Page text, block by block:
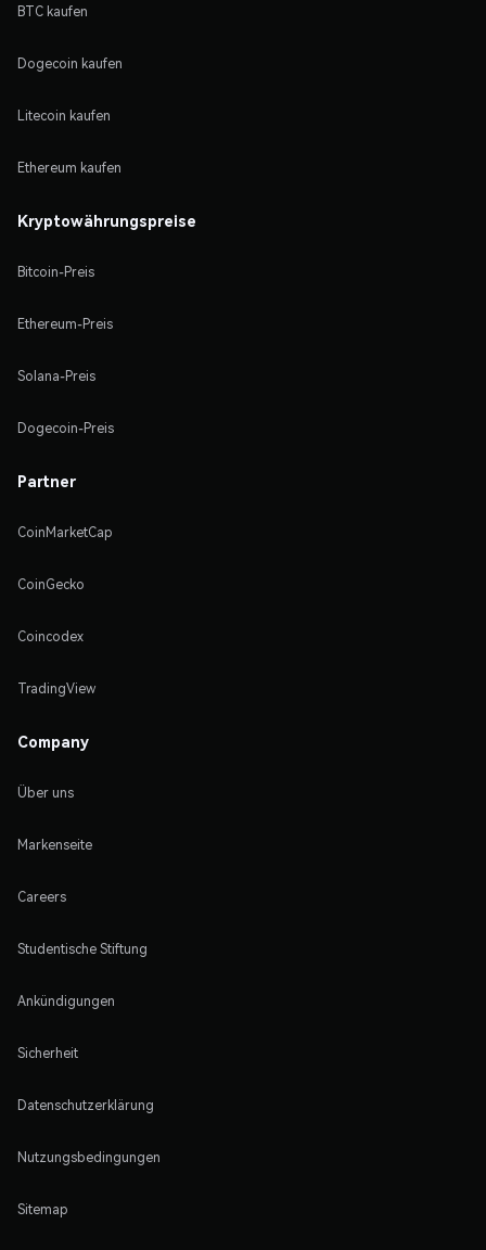
BTC kaufen
Dogecoin kaufen
Litecoin kaufen
Ethereum kaufen
Kryptowährungspreise
Bitcoin-Preis
Ethereum-Preis
Solana-Preis
Dogecoin-Preis
Partner
CoinMarketCap
CoinGecko
Coincodex
TradingView
Company
Über uns
Markenseite
Careers
Studentische Stiftung
Ankündigungen
Sicherheit
Datenschutzerklärung
Nutzungsbedingungen
Sitemap